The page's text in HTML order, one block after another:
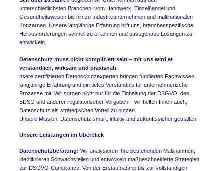
unterschiedlichsten Branchen: vom Handwerk, Einzelhandel und
Gesundheitswesen bis hin zu Industrieunternehmen und multinationalen
Konzernen. Unsere langjährige Erfahrung hilft uns, branchenspezifische
Herausforderungen schnell zu erkennen und passgenaue Lösungen zu
entwickeln.
Datenschutz muss nicht kompliziert sein – mit uns wird er
verständlich, wirksam und praxisnah.
nsere zertifizierten Datenschutzexperten bringen fundiertes Fachwissen,
langjährige Erfahrung und ein tiefes Verständnis für unternehmerische
Prozesse mit. Wir sorgen nicht nur für die Einhaltung der DSGVO, des
BDSG und anderer regulatorischer Vorgaben – wir helfen Ihnen auch,
Datenschutz als strategischen Vorteil zu nutzen.
Unsere Mission: Datenschutz smart, intuitiv und zukunftssicher gestalten
Unsere Leistungen im Überblick
Datenschutzberatung: Wir analysieren Ihre bestehenden Maßnahmen,
identifizieren Schwachstellen und entwickeln maßgeschneiderte Strategien
zur DSGVO-Compliance. Von der Erstaufnahme bis zur vollständigen